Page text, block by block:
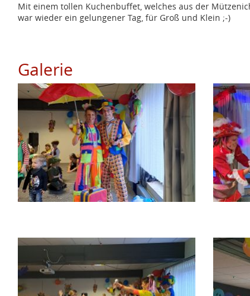
Mit einem tollen Kuchenbuffet, welches aus der
war wieder ein gelungener Tag, für Groß und Klein ;-)
Galerie